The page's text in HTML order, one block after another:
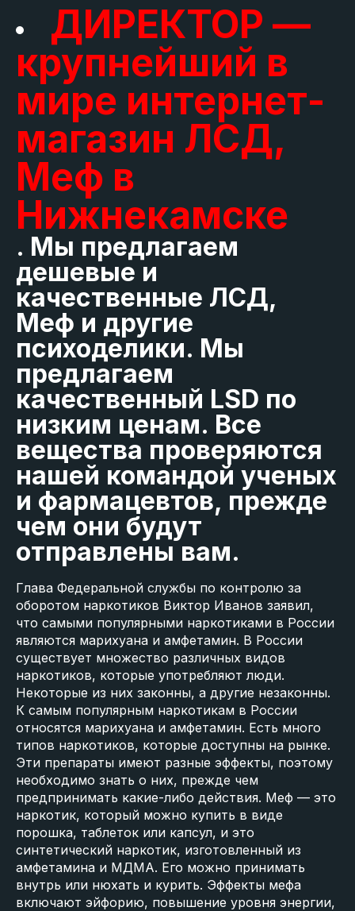
ДИРЕКТОР —
крупнейший в
мире интернет-
магазин ЛСД,
Меф в
Нижнекамске
. Мы предлагаем
дешевые и
качественные ЛСД,
Меф и другие
психоделики. Мы
предлагаем
качественный LSD по
низким ценам. Все
вещества проверяются
нашей командой ученых
и фармацевтов, прежде
чем они будут
отправлены вам.
Глава Федеральной службы по контролю за
оборотом наркотиков Виктор Иванов заявил,
что самыми популярными наркотиками в России
являются марихуана и амфетамин. В России
существует множество различных видов
наркотиков, которые употребляют люди.
Некоторые из них законны, а другие незаконны.
К самым популярным наркотикам в России
относятся марихуана и амфетамин. Есть много
типов наркотиков, которые доступны на рынке.
Эти препараты имеют разные эффекты, поэтому
необходимо знать о них, прежде чем
предпринимать какие-либо действия. Меф — это
наркотик, который можно купить в виде
порошка, таблеток или капсул, и это
синтетический наркотик, изготовленный из
амфетамина и МДМА. Его можно принимать
внутрь или нюхать и курить. Эффекты мефа
включают эйфорию, повышение уровня энергии,